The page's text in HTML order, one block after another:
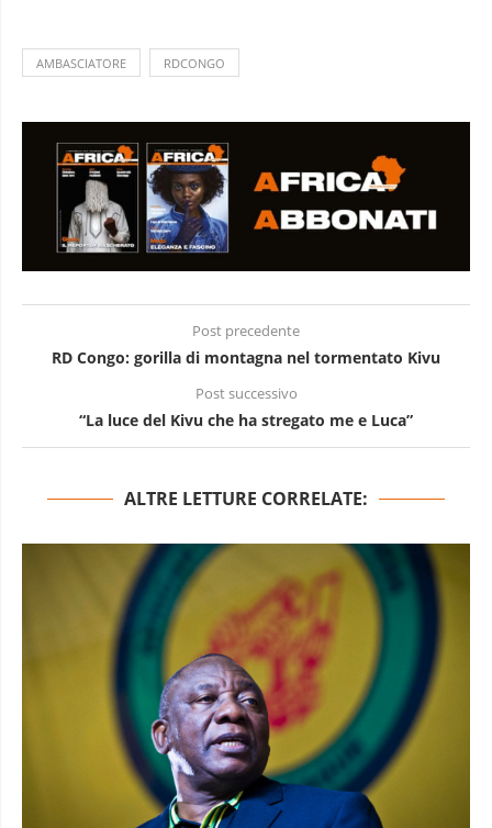
AMBASCIATORE RDCONGO
Post precedente
RD Congo: gorilla di montagna nel tormentato Kivu
Post successivo
“La luce del Kivu che ha stregato me e Luca”
ALTRE LETTURE CORRELATE: